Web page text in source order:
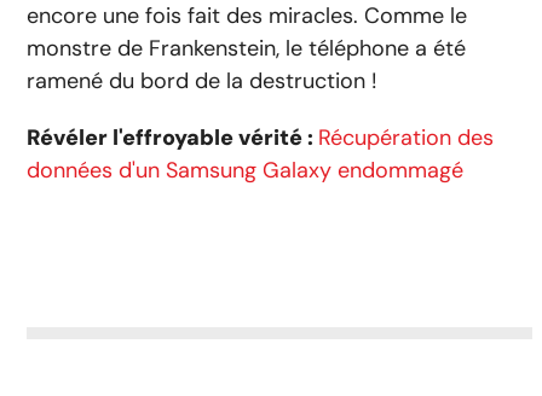
encore une fois fait des miracles. Comme le
monstre de Frankenstein, le téléphone a été
ramené du bord de la destruction !
Révéler l'effroyable vérité : Récupération des
données d'un Samsung Galaxy endommagé